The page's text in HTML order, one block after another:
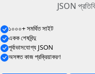
JSON
১০০০+ সমর্থিত সাইট
একক শেষবিন্দু
পূর্বাভাসযোগ্য JSON
অসঙ্গত কাজ প্রক্রিয়াকরণ